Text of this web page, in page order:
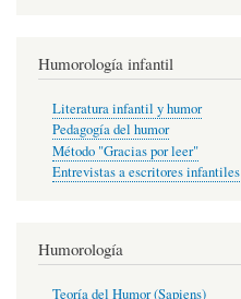
Humorología infantil
Literatura infantil y humor
Pedagogía del humor
Método "Gracias por leer"
Entrevistas a escritores infantiles
Humorología
Teoría del Humor (Sapiens)